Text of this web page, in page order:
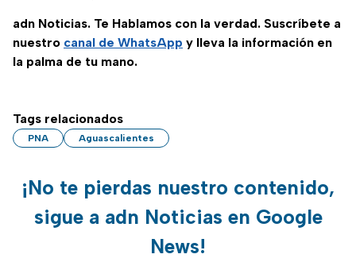
adn Noticias. Te Hablamos con la verdad. Suscríbete a
nuestro canal de WhatsApp y lleva la información en
la palma de tu mano.
Tags relacionados
PNA Aguascalientes
¡No te pierdas nuestro contenido,
sigue a adn Noticias en Google
News!